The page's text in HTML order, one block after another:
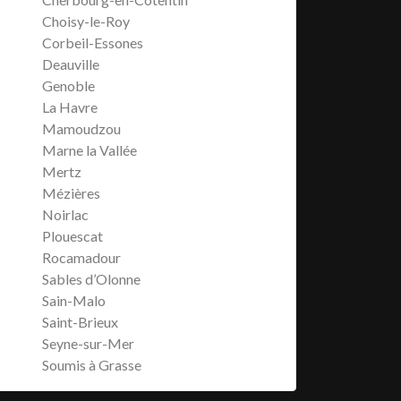
Choisy-le-Roy
Corbeil-Essones
Deauville
Genoble
La Havre
Mamoudzou
Marne la Vallée
Mertz
Mézières
Noirlac
Plouescat
Rocamadour
Sables d’Olonne
Sain-Malo
Saint-Brieux
Seyne-sur-Mer
Soumis à Grasse